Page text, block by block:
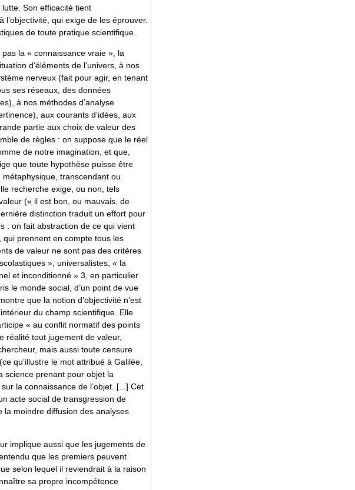
Son efficacité tient
qui exige de les éprouver.
de toute pratique scientifique.
la « connaissance vraie », la
d‘éléments de l’univers, à nos
nerveux (fait pour agir, en tenant
ses réseaux, des données
à nos méthodes d’analyse
aux courants d’idées, aux
partie aux choix de valeur des
de règles : on suppose que le réel
de notre imagination, et que,
que toute hypothèse puisse être
transcendant ou
recherche exige, ou non, tels
(« il est bon, ou mauvais, de
distinction traduit un effort pour
: on fait abstraction de ce qui vient
qui prennent en compte tous les
de valeur ne sont pas des critères
», universalistes, « la
et inconditionné » 3, en particulier
le monde social, d’un point de vue
que la notion d’objectivité n’est
du champ scientifique. Elle
« au conflit normatif des points
réalité tout jugement de valeur,
mais aussi toute censure
qu’illustre le mot attribué à Galilée,
science prenant pour objet la
la connaissance de l’objet. [...] Cet
acte social de transgression de
la moindre diffusion des analyses
implique aussi que les jugements de
que les premiers peuvent
selon lequel il reviendrait à la raison
sa propre incompétence